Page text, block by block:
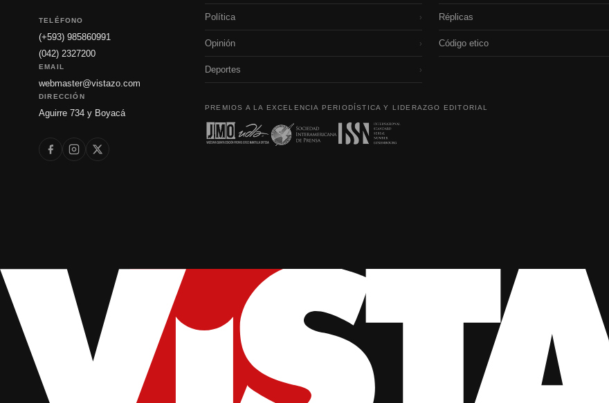
TELÉFONO
(+593) 985860991
(042) 2327200
EMAIL
webmaster@vistazo.com
DIRECCIÓN
Aguirre 734 y Boyacá
Política ›
Opinión ›
Deportes ›
Réplicas
Código etico
PREMIOS A LA EXCELENCIA PERIODÍSTICA Y LIDERAZGO EDITORIAL